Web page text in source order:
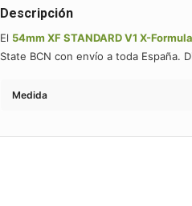
Descripción
El 54mm XF STANDARD V1 X-
State BCN con envío a toda España.
Medida